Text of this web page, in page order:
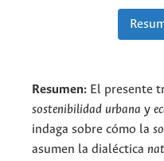
Resumen: El presente
sostenibilidad urbana y
indaga sobre cómo la
asumen la dialéctica